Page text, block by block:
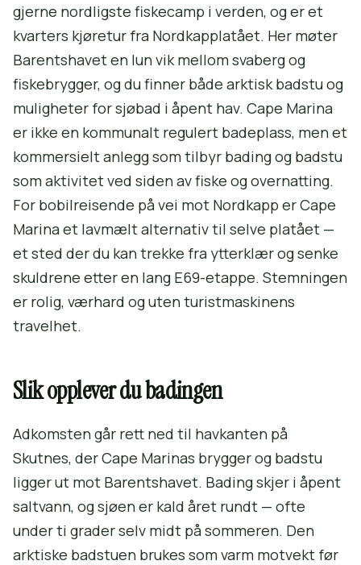
gjerne nordligste fiskecamp i verden, og er et
kvarters kjøretur fra Nordkapplatået. Her møter
Barentshavet en lun vik mellom svaberg og
fiskebrygger, og du finner både arktisk badstu og
muligheter for sjøbad i åpent hav. Cape Marina
er ikke en kommunalt regulert badeplass, men et
kommersielt anlegg som tilbyr bading og badstu
som aktivitet ved siden av fiske og overnatting.
For bobilreisende på vei mot Nordkapp er Cape
Marina et lavmælt alternativ til selve platået —
et sted der du kan trekke fra ytterklær og senke
skuldrene etter en lang E69-etappe. Stemningen
er rolig, værhard og uten turistmaskinens
travelhet.
Slik opplever du badingen
Adkomsten går rett ned til havkanten på
Skutnes, der Cape Marinas brygger og badstu
ligger ut mot Barentshavet. Bading skjer i åpent
saltvann, og sjøen er kald året rundt — ofte
under ti grader selv midt på sommeren. Den
arktiske badstuen brukes som varm motvekt før